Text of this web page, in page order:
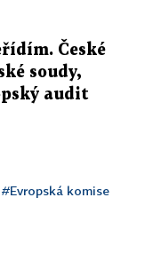
České
soudy,
audit
#Evropská komise